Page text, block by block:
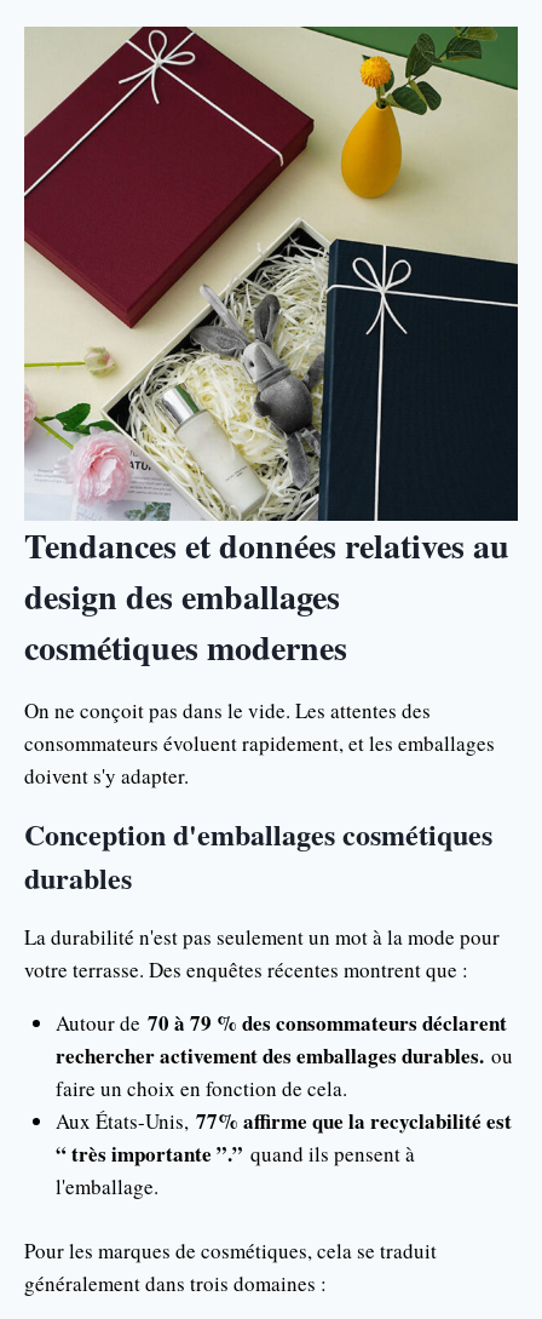
Tendances et données relatives au
design des emballages
cosmétiques modernes
On ne conçoit pas dans le vide. Les attentes des
consommateurs évoluent rapidement, et les emballages
doivent s'y adapter.
Conception d'emballages cosmétiques
durables
La durabilité n'est pas seulement un mot à la mode pour
votre terrasse. Des enquêtes récentes montrent que :
Autour de 70 à 79 % des consommateurs déclarent
rechercher activement des emballages durables.ou
faire un choix en fonction de cela.
Aux États-Unis, 77% affirme que la recyclabilité est
“ très importante ”.” quand ils pensent à
l'emballage.
Pour les marques de cosmétiques, cela se traduit
généralement dans trois domaines :